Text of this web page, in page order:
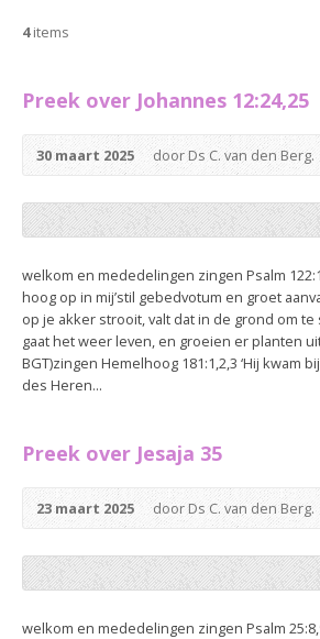
4items
Preek over Johannes 12:24,25
30 maart 2025 door Ds C. van den Berg.
welkom en mededelingen zingen Psalm
hoog op in mij’stil gebedvotum en groet
op je akker strooit, valt dat in de grond om te
gaat het weer leven, en groeien er planten
BGT)zingen Hemelhoog 181:1,2,3 ‘Hij kwam
des Heren...
Preek over Jesaja 35
23 maart 2025 door Ds C. van den Berg.
welkom en mededelingen zingen Psalm